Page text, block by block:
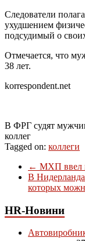
Следователи
ухудшением
подсудимый о
Отмечается, что
38 лет.
korrespondent.net
В ФРГ судят
коллег
Tagged on: коллеги
← МХП ввел
В
которых
HR-Новини